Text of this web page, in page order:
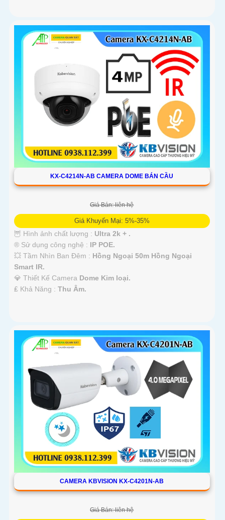
KX-C4214N-AB CAMERA DOME BÁN CẦU
Giá Bán: liên hệ
Giá Khuyến Mại: 5%-35%
🦉 Hình ảnh chất lượng : Ultra 2k + .
®️ Sử dụng công nghệ : IP POE.
💥 Tầm Nhìn Ban Đêm : Hồng Ngoại 50m Hồng Ngoại
Smart IR.
💎 Thiết Kế Camera Dome Kim loại.
️₤ Khả Năng : Thu Âm.
CAMERA KBVISION KX-C4201N-AB
Giá Bán: liên hệ